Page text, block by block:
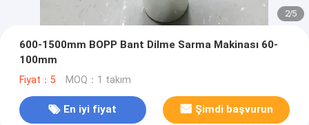
2/5
600-1500mm BOPP Bant Dilme Sarma Makinası 60-
100mm
Fiyat：5 MOQ：1 takım
En iyi fiyat Şimdi başvurun